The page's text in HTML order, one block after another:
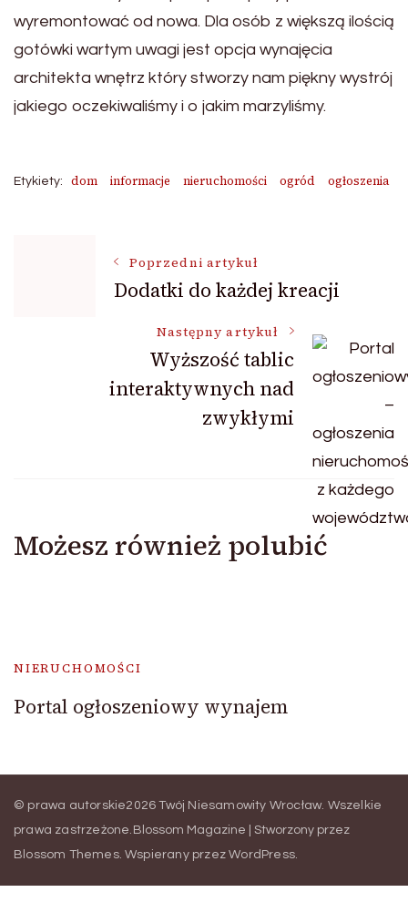
wyremontować od nowa. Dla osób z większą ilością
gotówki wartym uwagi jest opcja wynajęcia
architekta wnętrz który stworzy nam piękny wystrój
jakiego oczekiwaliśmy i o jakim marzyliśmy.
Etykiety: dom informacje nieruchomości ogród ogłoszenia
NawigacjaPoprzedni artykuł
Dodatki do każdej kreacji
Następny artykuł
Wyższość tablic
interaktywnych nad
zwykłymi
Możesz również polubić
NIERUCHOMOŚCI
Portal ogłoszeniowy wynajem
© prawa autorskie2026Twój Niesamowity Wrocław. Wszelkie
prawa zastrzeżone. Blossom Magazine | Stworzony przez
Blossom Themes. Wspierany przezWordPress.